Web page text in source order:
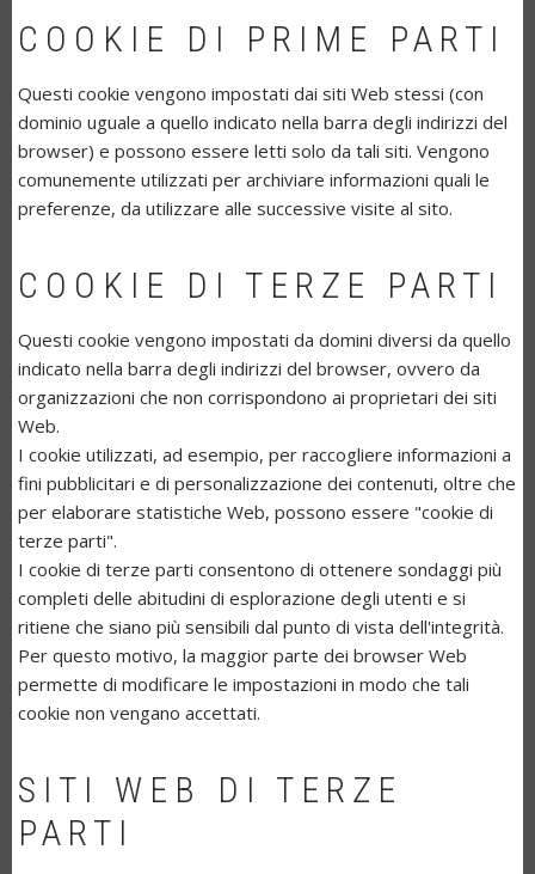
COOKIE DI PRIME PARTI
Questi cookie vengono impostati dai siti Web stessi (con
dominio uguale a quello indicato nella barra degli indirizzi del
browser) e possono essere letti solo da tali siti. Vengono
comunemente utilizzati per archiviare informazioni quali le
preferenze, da utilizzare alle successive visite al sito.
COOKIE DI TERZE PARTI
Questi cookie vengono impostati da domini diversi da quello
indicato nella barra degli indirizzi del browser, ovvero da
organizzazioni che non corrispondono ai proprietari dei siti
Web.
I cookie utilizzati, ad esempio, per raccogliere informazioni a
fini pubblicitari e di personalizzazione dei contenuti, oltre che
per elaborare statistiche Web, possono essere "cookie di
terze parti".
I cookie di terze parti consentono di ottenere sondaggi più
completi delle abitudini di esplorazione degli utenti e si
ritiene che siano più sensibili dal punto di vista dell'integrità.
Per questo motivo, la maggior parte dei browser Web
permette di modificare le impostazioni in modo che tali
cookie non vengano accettati.
SITI WEB DI TERZE
PARTI